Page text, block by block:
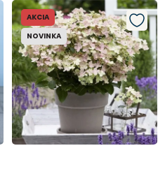
AKCIA
NOVINKA